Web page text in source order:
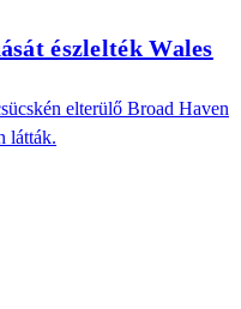
észlelték Wales
elterülő Broad Haven
látták.